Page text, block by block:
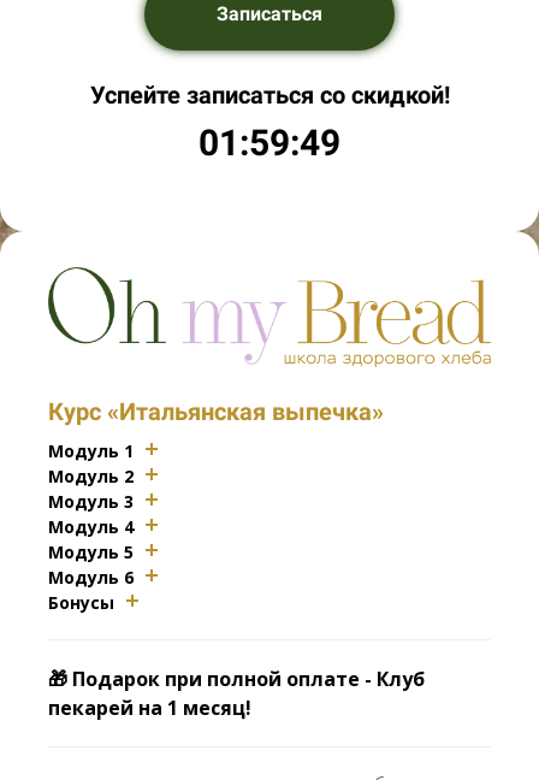
Записаться
Успейте записаться со скидкой!
01:59:48
Курс «Итальянская выпечка»
Модуль 1
Модуль 2
Модуль 3
Модуль 4
Модуль 5
Модуль 6
Бонусы
🎁 Подарок при полной оплате - Клуб
пекарей на 1 месяц!